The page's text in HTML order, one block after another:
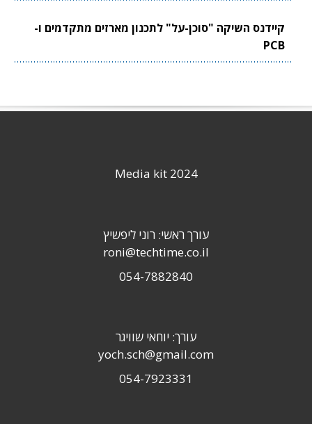
קיידנס השיקה "סוכן-על" לתכנון מארזים מתקדמים ו-
PCB
Media kit 2024
עורך ראשי: רוני ליפשיץ
roni@techtime.co.il
054-7882840
עורך: יוחאי שוויגר
yoch.sch@gmail.com
054-7923331